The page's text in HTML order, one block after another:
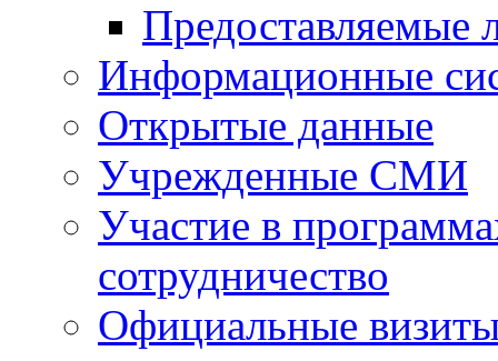
Предоставляемые
Информационные
Открытые данные
Учрежденные СМИ
Участие в
сотрудничество
Официальные